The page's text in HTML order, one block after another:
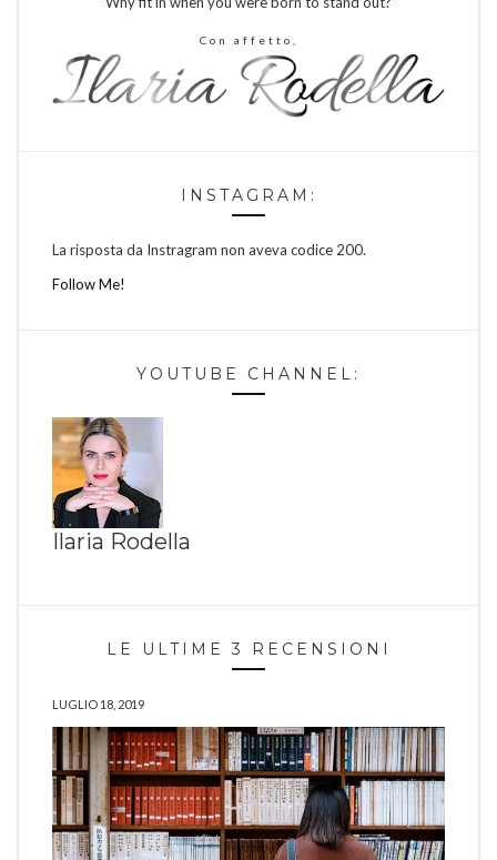
Con affetto,
INSTAGRAM:
La risposta da Instragram non aveva codice 200.
Follow Me!
YOUTUBE CHANNEL:
Ilaria Rodella
LE ULTIME 3 RECENSIONI
LUGLIO 18, 2019